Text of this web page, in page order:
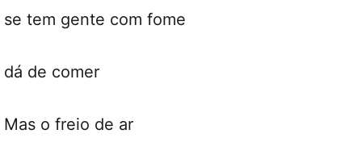
se tem gente com fome
dá de comer
Mas o freio de ar